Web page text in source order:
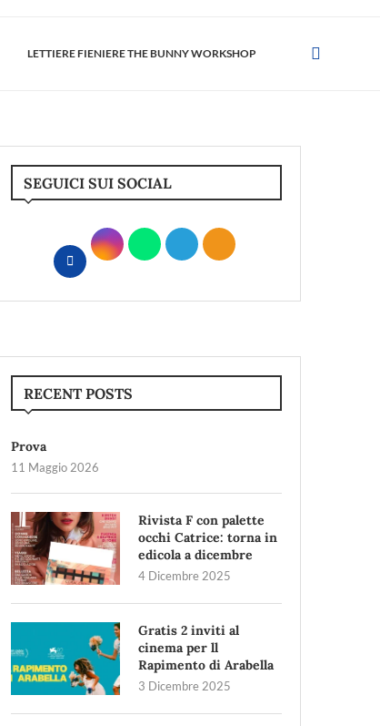
LETTIERE FIENIERE THE BUNNY WORKSHOP
SEGUICI SUI SOCIAL
RECENT POSTS
Prova
11 Maggio 2026
Rivista F con palette
occhi Catrice: torna in
edicola a dicembre
4 Dicembre 2025
Gratis 2 inviti al
cinema per ll
Rapimento di Arabella
3 Dicembre 2025